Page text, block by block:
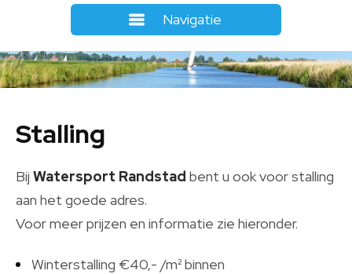
Navigatie
Stalling
Bij Watersport Randstad bent u ook voor stalling
aan het goede adres.
Voor meer prijzen en informatie zie hieronder.
Winterstalling €40,- /m² binnen